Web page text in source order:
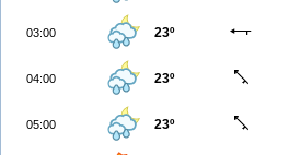
03:00 23º
04:00 23º
05:00 23º